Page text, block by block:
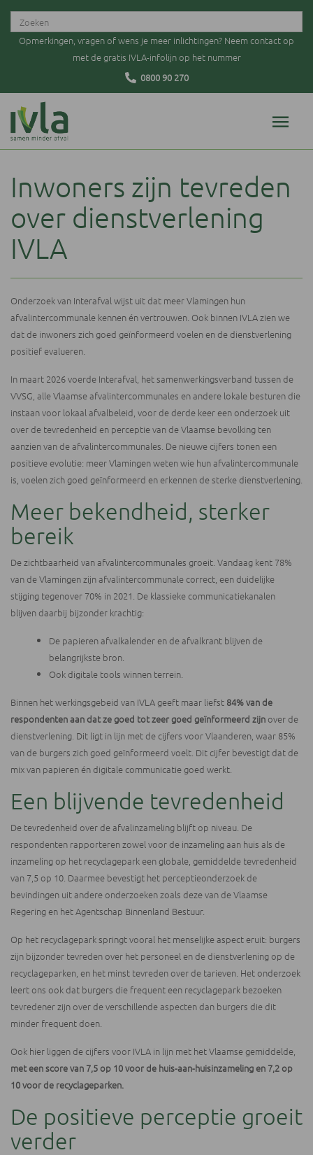
Opmerkingen, vragen of wens je meer inlichtingen? Neem contact op
met de gratis IVLA-infolijn op het nummer
0800 90 270
Inwoners zijn tevreden
over dienstverlening
IVLA
Onderzoek van Interafval wijst uit dat meer Vlamingen hun
afvalintercommunale kennen én vertrouwen. Ook binnen IVLA zien we
dat de inwoners zich goed geïnformeerd voelen en de dienstverlening
positief evalueren.
In maart 2026 voerde Interafval, het samenwerkingsverband tussen de
VVSG, alle Vlaamse afvalintercommunales en andere lokale besturen die
instaan voor lokaal afvalbeleid, voor de derde keer een onderzoek uit
over de tevredenheid en perceptie van de Vlaamse bevolking ten
aanzien van de afvalintercommunales. De nieuwe cijfers tonen een
positieve evolutie: meer Vlamingen weten wie hun afvalintercommunale
is, voelen zich goed geïnformeerd en erkennen de sterke dienstverlening.
Meer bekendheid, sterker
bereik
De zichtbaarheid van afvalintercommunales groeit. Vandaag kent 78%
van de Vlamingen zijn afvalintercommunale correct, een duidelijke
stijging tegenover 70% in 2021. De klassieke communicatiekanalen
blijven daarbij bijzonder krachtig:
De papieren afvalkalender en de afvalkrant blijven de
belangrijkste bron.
Ook digitale tools winnen terrein.
Binnen het werkingsgebeid van IVLA geeft maar liefst 84% van de
respondenten aan dat ze goed tot zeer goed geïnformeerd zijn over de
dienstverlening. Dit ligt in lijn met de cijfers voor Vlaanderen, waar 85%
van de burgers zich goed geïnformeerd voelt. Dit cijfer bevestigt dat de
mix van papieren én digitale communicatie goed werkt.
Een blijvende tevredenheid
De tevredenheid over de afvalinzameling blijft op niveau. De
respondenten rapporteren zowel voor de inzameling aan huis als de
inzameling op het recyclagepark een globale, gemiddelde tevredenheid
van 7,5 op 10. Daarmee bevestigt het perceptieonderzoek de
bevindingen uit andere onderzoeken zoals deze van de Vlaamse
Regeringen het Agentschap Binnenland Bestuur.
Op het recyclagepark springt vooral het menselijke aspect eruit: burgers
zijn bijzonder tevreden over het personeel en de dienstverlening op de
recyclageparken, en het minst tevreden over de tarieven. Het onderzoek
leert ons ook dat burgers die frequent een recyclagepark bezoeken
tevredener zijn over de verschillende aspecten dan burgers die dit
minder frequent doen.
Ook hier liggen de cijfers voor IVLA in lijn met het Vlaamse gemiddelde,
met een score van 7,5 op 10 voor de huis-aan-huisinzameling en 7,2 op
10 voor de recyclageparken.
De positieve perceptie groeit
verder